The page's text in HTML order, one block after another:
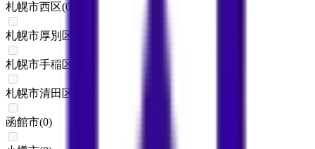
札幌市西区(0
札幌市厚別区
札幌市手稲区
札幌市清田区
函館市(0)